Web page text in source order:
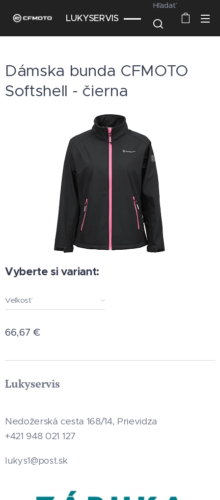
LUKYSERVIS
Hľadať
Dámska bunda CFMOTO
Softshell - čierna
Vyberte si variant:
Veľkosť
66,67 €
Lukyservis
Nedožerská cesta 168/14, Prievidza
+421 948 021 127
lukys1@post.sk